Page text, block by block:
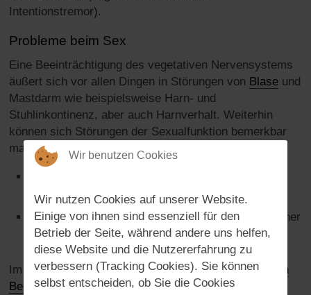
Intentionstremor).
Probleme beim Sex
Eine Beeinträchtigung des vegetativen Nervensystems
äußert sich vor allen Dingen in Störungen von Blase und
Mastdarm wie beispielsweise Harn- und
Stuhlinkontinenz, aber auch Harnverhalt. Weiterhin
können sich Störungen der Sexualfunktion bemerkbar
machen:
Erektionsstörungen
bei der Frau in Form von Libidoverlust sowie in einer
verminderten Sensibilität im Genitalbereich
Im Rahmen der MS kann es weiterhin zupsychischen
Beeinträchtigungenkommen. Ob diese durch die MS
Wir benutzen Cookies
Wir nutzen Cookies auf unserer Website.
Einige von ihnen sind essenziell für den
Betrieb der Seite, während andere uns helfen,
diese Website und die Nutzererfahrung zu
verbessern (Tracking Cookies). Sie können
selbst entscheiden, ob Sie die Cookies